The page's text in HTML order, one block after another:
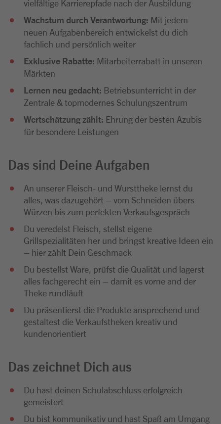
vielfältige Karrierepfade nach der Ausbildung
Wachstum durch Verantwortung: Mit jedem
neuen Aufgabenbereich entwickelst du dich
fachlich und persönlich weiter
Exklusive Rabatte: Mitarbeiterrabatt in unseren
Märkten
Lernen neu gedacht: Betriebsunterricht in der
Zentrale & topmodernes Schulungszentrum
Wertschätzung zählt: Ehrung der besten Azubis
für besondere Leistungen
Das sind Deine Aufgaben
An unserer Fleisch- und Wursttheke lernst du
alles, was dazugehört – vom Schneiden übers
Würzen bis zum perfekten Verkaufsgespräch
Du veredelst Fleisch, stellst eigene
Grillspezialitäten her und bringst kreative Ideen ein
– hier zählt Dein Geschmack
Du bestellst Ware, prüfst die Qualität und lagerst
alles fachgerecht ein – damit es vorne and der
Theke rundläuft
Du präsentierst die Produkte ansprechend und
gestaltest die Verkaufstheken kreativ und
kundenorientiert
Das zeichnet Dich aus
Du hast deinen Schulabschluss erfolgreich
gemeistert
Du bist kommunikativ und hast Spaß am Umgang